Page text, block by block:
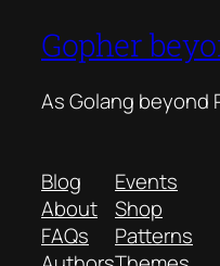
Gopher
As Golang beyond
Blog
About
FAQs
Events
Shop
Patterns